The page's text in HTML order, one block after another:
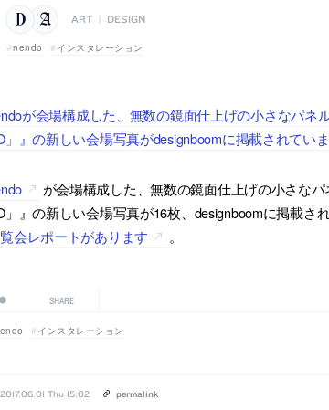
ART DESIGN
nendo インスタレーション
が会場構成した、無数の鏡面仕上げの小さなパネ
」』の新しい会場写真がdesignboomに掲載されてい
が会場構成した、無数の鏡面仕上げの小さな
」』の新しい会場写真が16枚、designboomに掲載さ
会レポートがあります
。
SHARE
インスタレーション
2017.06.01 Thu 15:02 permalink